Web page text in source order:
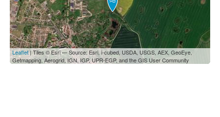
Leaflet| Tiles © Esri — Source: Esri, i-cubed, USDA, USGS, AEX, GeoEye,
Getmapping, Aerogrid, IGN, IGP, UPR-EGP, and the GIS User Community